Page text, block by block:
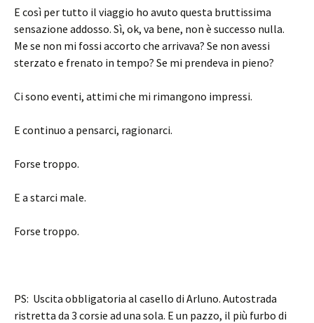
E così per tutto il viaggio ho avuto questa bruttissima
sensazione addosso. Sì, ok, va bene, non è successo nulla.
Me se non mi fossi accorto che arrivava? Se non avessi
sterzato e frenato in tempo? Se mi prendeva in pieno?
Ci sono eventi, attimi che mi rimangono impressi.
E continuo a pensarci, ragionarci.
Forse troppo.
E a starci male.
Forse troppo.
PS: Uscita obbligatoria al casello di Arluno. Autostrada
ristretta da 3 corsie ad una sola. E un pazzo, il più furbo di